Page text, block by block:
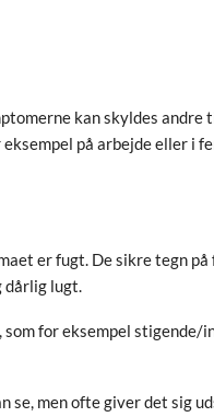
kan skyldes andre
på arbejde eller i
er fugt. De sikre tegn
dårlig lugt.
for eksempel
se, men ofte giver det sig